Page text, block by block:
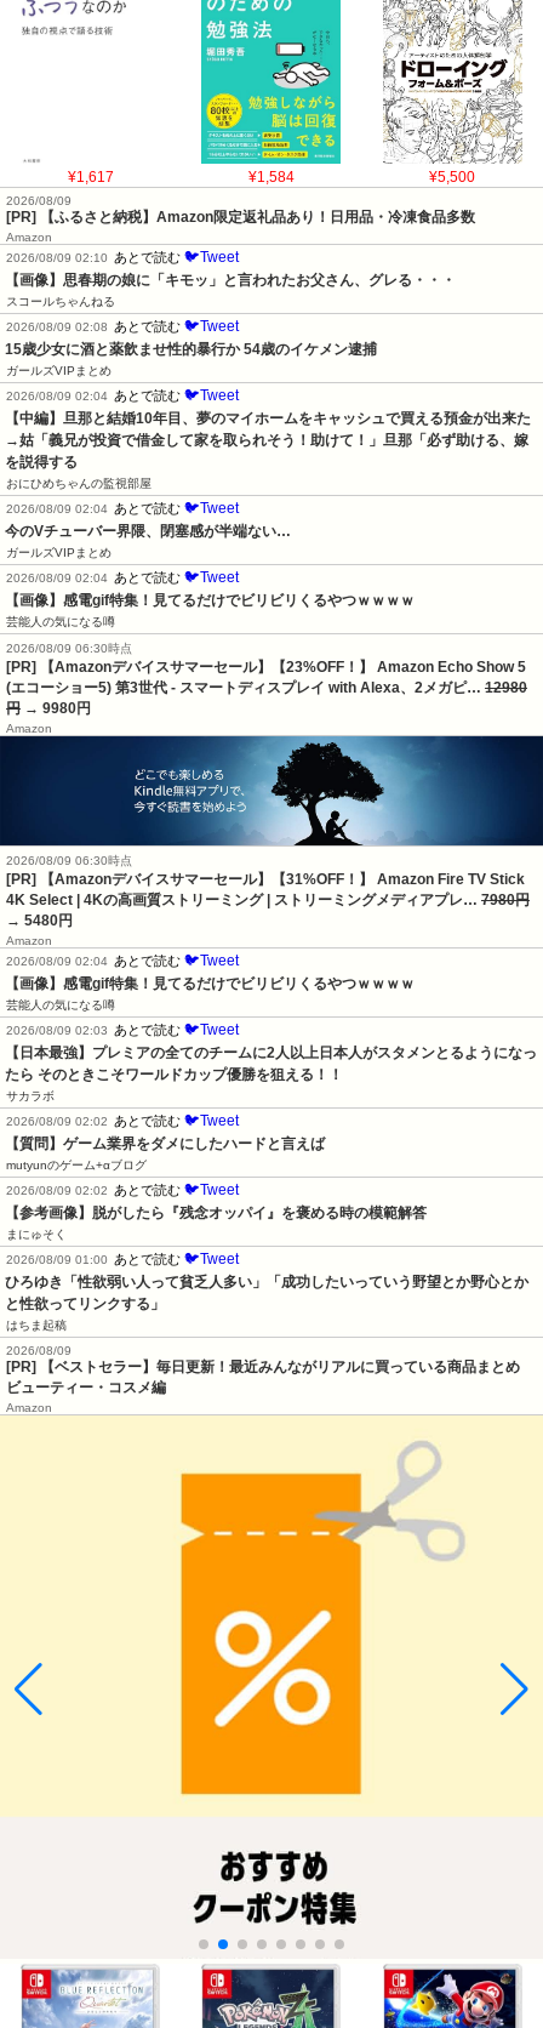
¥1,617 ¥1,584 ¥5,500
2026/08/09
[PR] 【ふるさと納税】Amazon限定返礼品あり！日用品・冷凍食品多数
Amazon
2026/08/09 02:10
あとで読む 🐦Tweet
【画像】思春期の娘に「キモッ」と言われたお父さん、グレる・・・
スコールちゃんねる
2026/08/09 02:08
あとで読む 🐦Tweet
15歳少女に酒と薬飲ませ性的暴行か 54歳のイケメン逮捕
ガールズVIPまとめ
2026/08/09 02:04 あとで読む 🐦Tweet
【中編】旦那と結婚10年目、夢のマイホームをキャッシュで買える預金が出来た
→姑「義兄が投資で借金して家を取られそう！助けて！」旦那「必ず助ける、嫁
を説得する
おにひめちゃんの監視部屋
2026/08/09 02:04 あとで読む 🐦Tweet
今のVチューバー界隈、閉塞感が半端ない…
ガールズVIPまとめ
2026/08/09 02:04 あとで読む 🐦Tweet
【画像】感電gif特集！見てるだけでビリビリくるやつｗｗｗｗ
芸能人の気になる噂
2026/08/09 06:30時点
[PR] 【Amazonデバイスサマーセール】【23%OFF！】 Amazon Echo Show 5
(エコーショー5) 第3世代 - スマートディスプレイ with Alexa、2メガピ… 12980
円 → 9980円
Amazon
2026/08/09 06:30時点
[PR] 【Amazonデバイスサマーセール】【31%OFF！】 Amazon Fire TV Stick
4K Select | 4Kの高画質ストリーミング | ストリーミングメディアプレ… 7980円
→ 5480円
Amazon
2026/08/09 02:04 あとで読む 🐦Tweet
【画像】感電gif特集！見てるだけでビリビリくるやつｗｗｗｗ
芸能人の気になる噂
2026/08/09 02:03
あとで読む 🐦Tweet
【日本最強】プレミアの全てのチームに2人以上日本人がスタメンとるようになっ
たら そのときこそワールドカップ優勝を狙える！！
サカラボ
2026/08/09 02:02
あとで読む 🐦Tweet
【質問】ゲーム業界をダメにしたハードと言えば
mutyunのゲーム+αブログ
2026/08/09 02:02
あとで読む 🐦Tweet
【参考画像】脱がしたら『残念オッパイ』を褒める時の模範解答
まにゅそく
2026/08/09 01:00
あとで読む 🐦Tweet
ひろゆき「性欲弱い人って貧乏人多い」「成功したいっていう野望とか野心とか
と性欲ってリンクする」
はちま起稿
2026/08/09
[PR] 【ベストセラー】毎日更新！最近みんながリアルに買っている商品まとめ
ビューティー・コスメ編
Amazon